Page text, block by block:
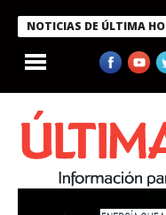
NOTICIAS DE ÚLTIMA
Bukele condecora a